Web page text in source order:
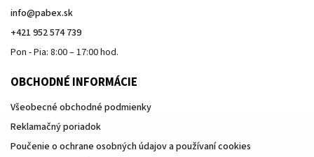
info@pabex.sk
+421 952 574 739
Pon - Pia: 8:00 – 17:00 hod.
OBCHODNÉ INFORMÁCIE
Všeobecné obchodné podmienky
Reklamačný poriadok
Poučenie o ochrane osobných údajov a používaní cookies